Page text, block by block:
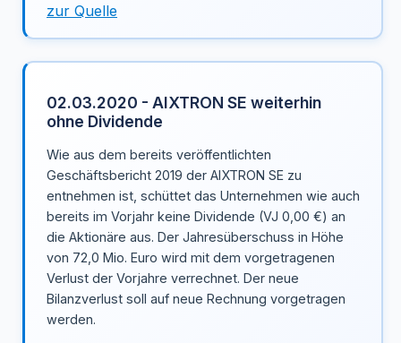
zur Quelle
02.03.2020 - AIXTRON SE weiterhin
ohne Dividende
Wie aus dem bereits veröffentlichten
Geschäftsbericht 2019 der AIXTRON SE zu
entnehmen ist, schüttet das Unternehmen wie auch
bereits im Vorjahr keine Dividende (VJ 0,00 €) an
die Aktionäre aus. Der Jahresüberschuss in Höhe
von 72,0 Mio. Euro wird mit dem vorgetragenen
Verlust der Vorjahre verrechnet. Der neue
Bilanzverlust soll auf neue Rechnung vorgetragen
werden.